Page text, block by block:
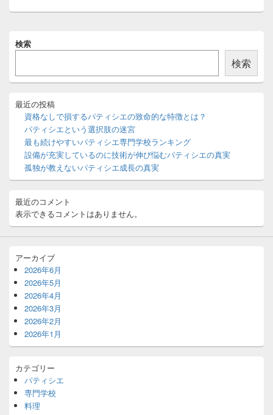
稿:
イ
イ
バ
ト
リ
ア
検索
検索
最近の投稿
資格なしで損するパティシエの致命的な特徴とは？
パティシエという選択肢の迷宮
最も続けやすいパティシエ専門学校ランキング
設備が充実しているのに技術が伸び悩むパティシエの真実
孤独が教えないパティシエ成長の真実
最近のコメント
表示できるコメントはありません。
アーカイブ
2026年6月
2026年5月
2026年4月
2026年3月
2026年2月
2026年1月
カテゴリー
パティシエ
専門学校
料理